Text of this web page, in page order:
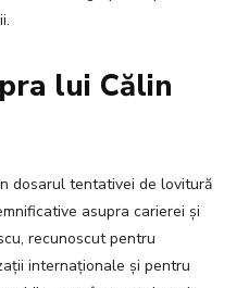
lui Călin
dosarul tentativei de lovitură
asupra carierei și
recunoscut pentru
internaționale și pentru